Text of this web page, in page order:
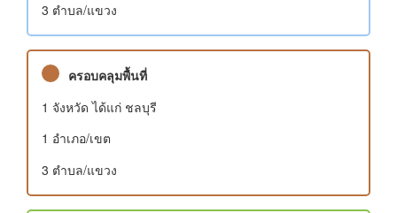
3 ตำบล/แขวง
ครอบคลุมพื้นที่
1 จังหวัด ได้แก่ ชลบุรี
1 อําเภอ/เขต
3 ตำบล/แขวง